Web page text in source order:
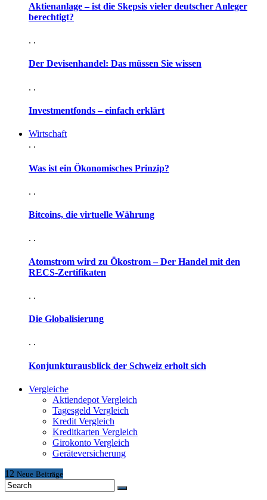
Aktienanlage – ist die Skepsis vieler deutscher Anleger
berechtigt?
. .
Der Devisenhandel: Das müssen Sie wissen
. .
Investmentfonds – einfach erklärt
Wirtschaft
. .
Was ist ein Ökonomisches Prinzip?
. .
Bitcoins, die virtuelle Währung
. .
Atomstrom wird zu Ökostrom – Der Handel mit den
RECS-Zertifikaten
. .
Die Globalisierung
. .
Konjunkturausblick der Schweiz erholt sich
Vergleiche
Aktiendepot Vergleich
Tagesgeld Vergleich
Kredit Vergleich
Kreditkarten Vergleich
Girokonto Vergleich
Geräteversicherung
12 Neue Beiträge